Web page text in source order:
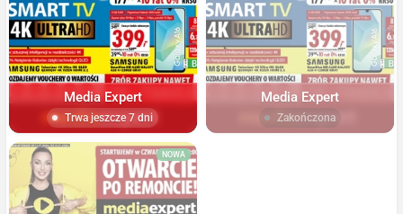
Media Expert
Trwa jeszcze 7 dni
Media Expert
Zakończona
NOWA